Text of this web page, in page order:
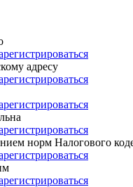
адресу
норм Налогового